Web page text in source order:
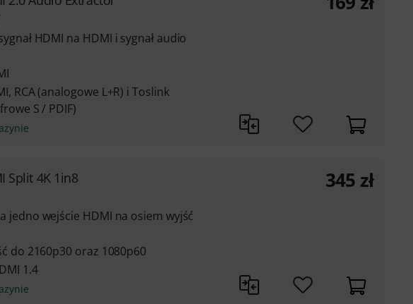
HDMI na HDMI i sygnał audio
RCA (analogowe L+R) i Toslink
S / PDIF)
Split 4K 1in8
jedno wejście HDMI na osiem wyjść
do 2160p30 oraz 1080p60
1.4
345 zł